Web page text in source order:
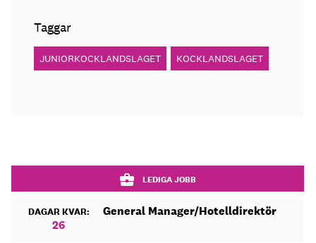
Taggar
JUNIORKOCKLANDSLAGET KOCKLANDSLAGET
LEDIGA JOBB
DAGAR KVAR:
26
General Manager/Hotelldirektör